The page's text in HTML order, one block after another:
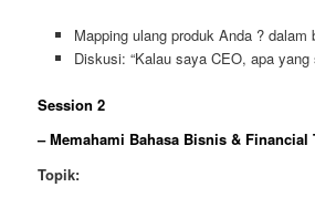
Mapping ulang produk Anda ? dalam
Diskusi: “Kalau saya CEO, apa yang
Session 2
– Memahami Bahasa Bisnis & Financial
Topik: